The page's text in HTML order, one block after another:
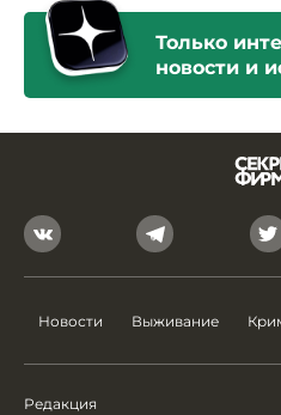
Только
новости и
Новости Выживание
Редакция